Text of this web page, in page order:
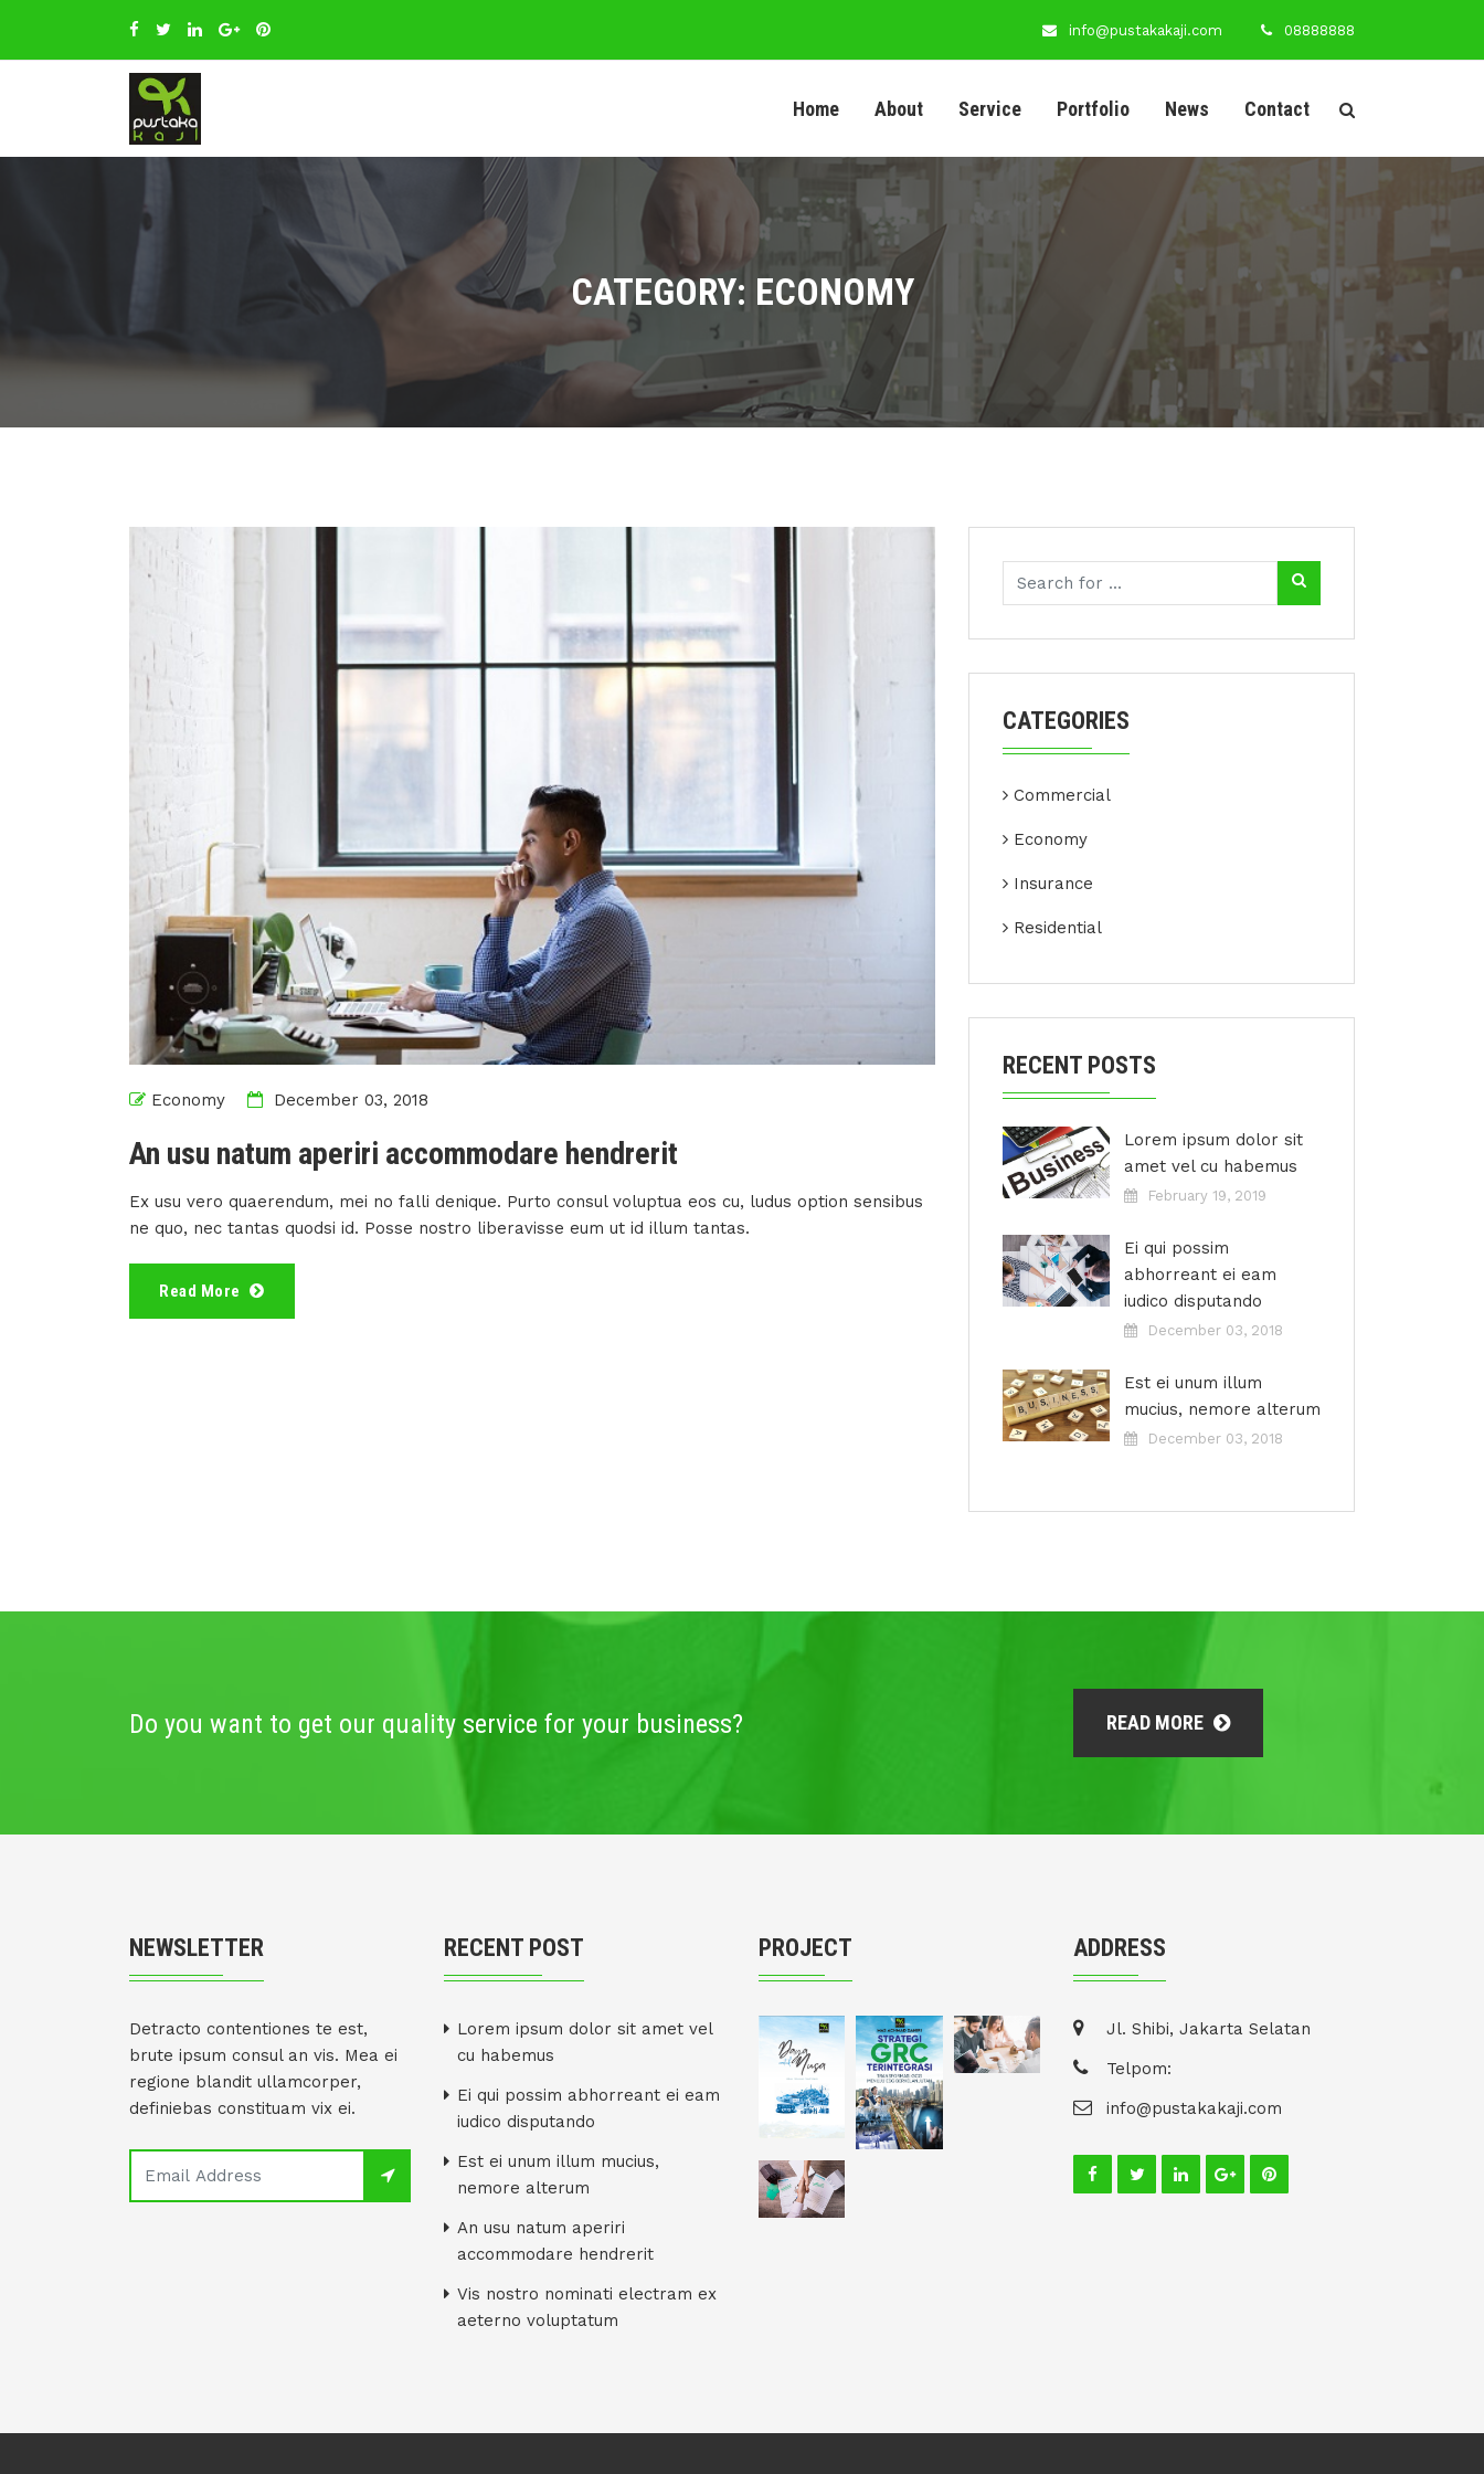
info@pustakakaji.com 08888888
Home About Service Portfolio News Contact
CATEGORY: ECONOMY
Economy December 03, 2018
An usu natum aperiri accommodare hendrerit
Ex usu vero quaerendum, mei no falli denique. Purto consul voluptua eos cu, ludus option sensibus
ne quo, nec tantas quodsi id. Posse nostro liberavisse eum ut id illum tantas.
Read More
CATEGORIES
Commercial
Economy
Insurance
Residential
RECENT POSTS
Lorem ipsum dolor sit
amet vel cu habemus
February 19, 2019
Ei qui possim
abhorreant ei eam
iudico disputando
December 03, 2018
Est ei unum illum
mucius, nemore alterum
December 03, 2018
Do you want to get our quality service for your business? READ MORE
NEWSLETTER
Detracto contentiones te est,
brute ipsum consul an vis. Mea ei
regione blandit ullamcorper,
definiebas constituam vix ei.
RECENT POST
Lorem ipsum dolor sit amet vel
cu habemus
Ei qui possim abhorreant ei eam
iudico disputando
Est ei unum illum mucius,
nemore alterum
An usu natum aperiri
accommodare hendrerit
Vis nostro nominati electram ex
aeterno voluptatum
PROJECT ADDRESS
Jl. Shibi, Jakarta Selatan
Telpom:
info@pustakakaji.com